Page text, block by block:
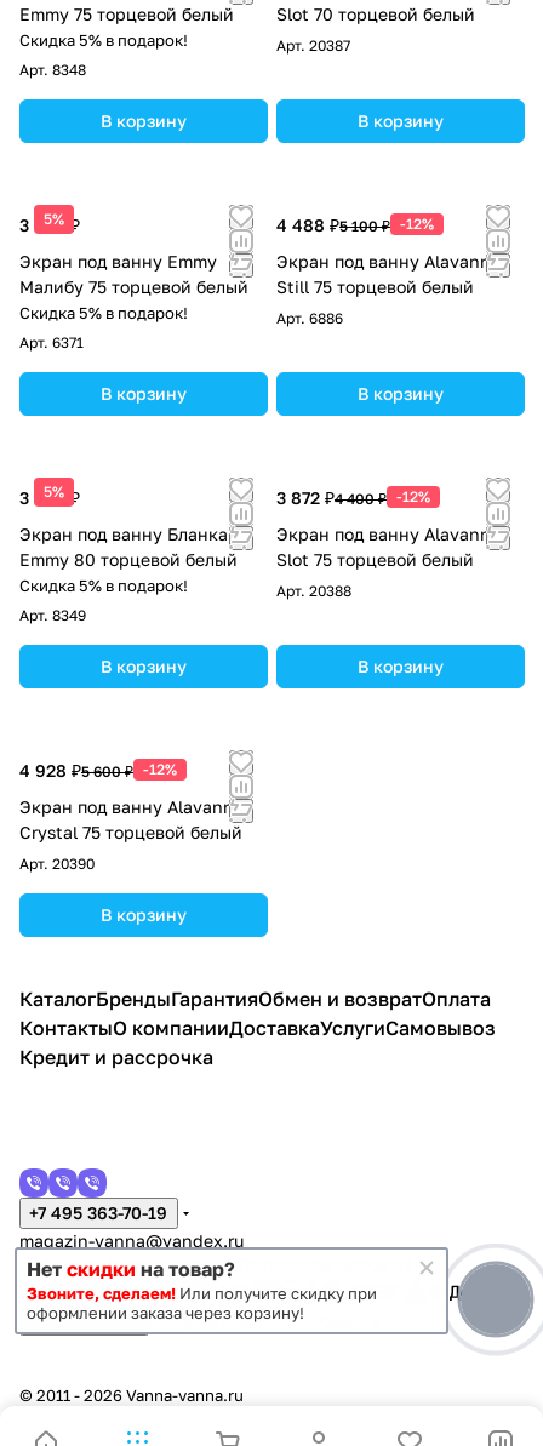
Emmy 75 торцевой белый
Скидка 5% в подарок!
Арт. 8348
В корзину
Slot 70 торцевой белый
Арт. 20387
В корзину
5%
3 390 ₽
Экран под ванну Emmy
Малибу 75 торцевой белый
Скидка 5% в подарок!
Арт. 6371
В корзину
4 488 ₽5 100 ₽ -12%
Экран под ванну Alavann
Still 75 торцевой белый
Арт. 6886
В корзину
5%
3 390 ₽
Экран под ванну Бланка
Emmy 80 торцевой белый
Скидка 5% в подарок!
Арт. 8349
В корзину
3 872 ₽4 400 ₽ -12%
Экран под ванну Alavann
Slot 75 торцевой белый
Арт. 20388
В корзину
4 928 ₽5 600 ₽ -12%
Экран под ванну Alavann
Crystal 75 торцевой белый
Арт. 20390
В корзину
КаталогБрендыГарантияОбмен и возвратОплата
КонтактыО компанииДоставкаУслугиСамовывоз
Кредит и рассрочка
+7 495 363-70-19
magazin-vanna@yandex.ru
г. Москва, Митино, улица Пятницкое шоссе 47
Темная тема Конфиденциальность
© 2011 - 2026 Vanna-vanna.ru
Нет скидки на товар?
Звоните, сделаем! Или получите скидку при
оформлении заказа через корзину!